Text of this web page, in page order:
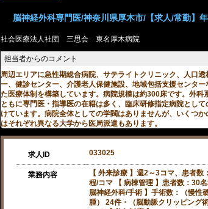
脳神経外科専門医/神奈川県厚木市/【求人/常勤】
社会医療法人社団 三思会 東名厚木病院
周辺エリアに急性期総合病院、サテライトクリニック、人口透
ー、健診センター、介護老人保健施設、地域包括支援センター
た医療体制を構築しています。病院規模は約300床です。外科
ともに専門医・指導医の在籍は多く、臨床研修指定病院として
けています。病院全体としての学閥はありませんが、いくつか
はそれぞれ異なる大学から医局派遣もあります。
求人ID 033025
業務内容
【 外来診療 】週2～3コマ、患者数
程/コマ 【 病棟管理 】患者数：30
脳神経外科/手術 】手術数：（慢性
腫） 24件・（脳動脈クリッピング